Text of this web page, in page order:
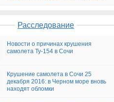
Расследование
Новости о причинах крушения
самолета Ту-154 в Сочи
Крушение самолета в Сочи 25
декабря 2016: в Черном море вновь
находят обломки